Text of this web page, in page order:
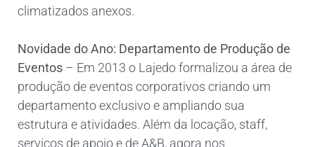
climatizados anexos.
Novidade do Ano: Departamento de Produção de
Eventos – Em 2013 o Lajedo formalizou a área de
produção de eventos corporativos criando um
departamento exclusivo e ampliando sua
estrutura e atividades. Além da locação, staff,
serviços de apoio e de A&B, agora nos